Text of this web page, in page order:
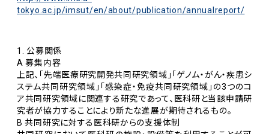
tokyo.ac.jp/imsut/en/about/publication/annualreport/
1. 公募関係
A 募集内容
上記、「先端医療研究開発共同研究領域」「ゲノム・がん・疾患シ
ステム共同研究領域」「感染症・免疫共同研究領域」の3つのコ
ア共同研究領域に関連する研究であって、医科研と当該申請研
究者が協力することにより新たな進展が期待されるもの。
B 共同研究に対する医科研からの支援体制